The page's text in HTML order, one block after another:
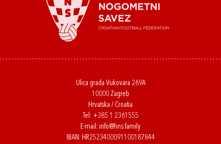
Ulica grada Vukovara 269A
10000 Zagreb
Hrvatska / Croatia
Tel: +385 1 2361555
E-mail: info@hns.family
IBAN: HR2523400091100187844